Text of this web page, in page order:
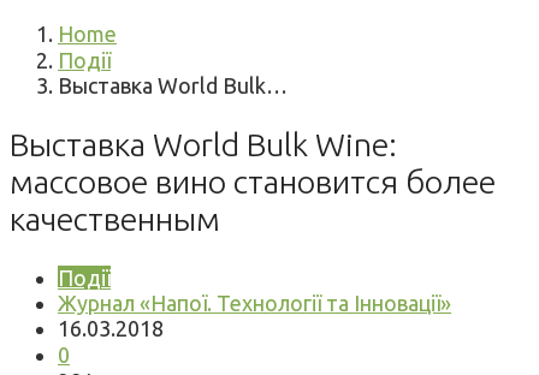
Home
Події
Выставка World Bulk…
Выставка World Bulk Wine:
массовое вино становится более
качественным
Події
Журнал «Напої. Технології та Інновації»
16.03.2018
0